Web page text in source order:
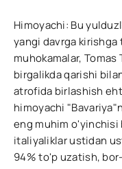
Himoyachi: Bu
yangi davrga kirishga
muhokamalar,
birgalikda qarishi
atrofida birlashish
himoyachi
eng muhim
italiyaliklar ustidan
94% to'p uzatish,